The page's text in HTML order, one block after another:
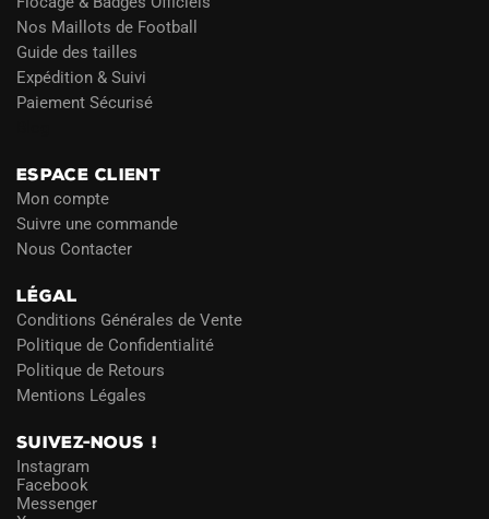
Nos Maillots de Football
Guide des tailles
Expédition & Suivi
Paiement Sécurisé
ESPACE CLIENT
Mon compte
Suivre une commande
Nous Contacter
LÉGAL
Conditions Générales de Vente
Politique de Confidentialité
Politique de Retours
Mentions Légales
SUIVEZ-NOUS !
Instagram
Facebook
Messenger